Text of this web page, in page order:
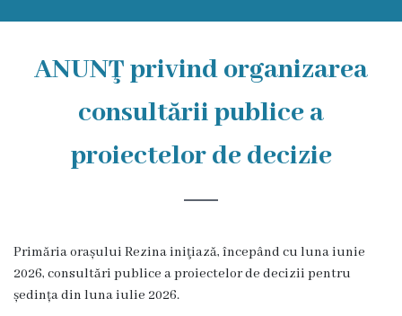
în
Primăria
audiență
Primarul
ANUNŢ privind organizarea
consultării publice a
proiectelor de decizie
Primăria orașului Rezina iniţiază, începând cu luna iunie
2026, consultări publice a proiectelor de decizii pentru
ședința din luna iulie 2026.